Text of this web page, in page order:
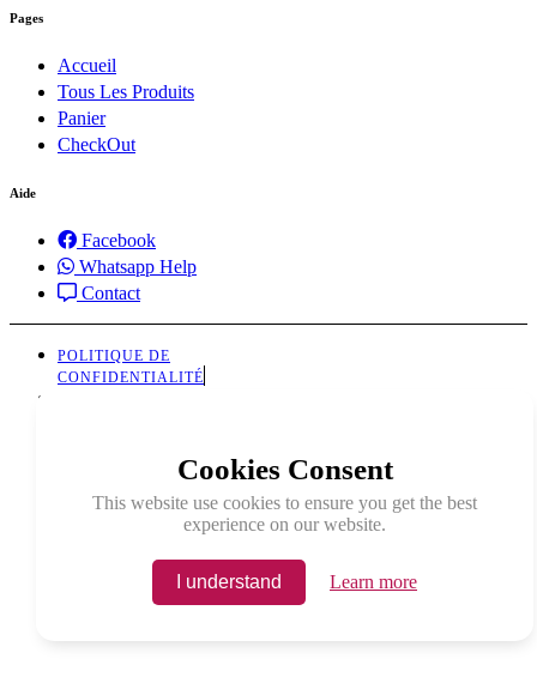
Cookies Consent
This website use cookies to ensure you get the best
experience on our website.
I understand Learn more
Pages
Accueil
Tous Les Produits
Panier
CheckOut
Aide
Facebook
Whatsapp Help
Contact
POLITIQUE DE
CONFIDENTIALITÉ